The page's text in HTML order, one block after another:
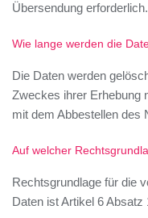
Übersendung erforderlich.
Wie lange werden die
Die Daten werden
Zweckes ihrer Erhebung
mit dem Abbestellen des
Auf welcher
Rechtsgrundlage für die
Daten ist Artikel 6